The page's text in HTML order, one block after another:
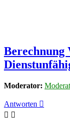
Berechnung
Moderator:
Antworten